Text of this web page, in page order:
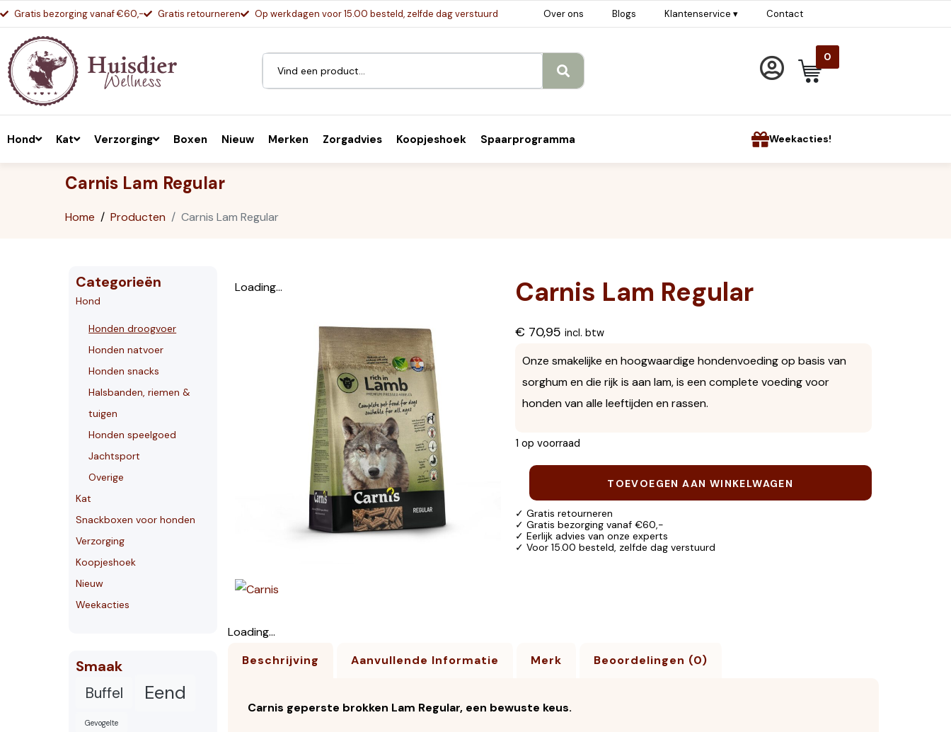
Gratis bezorging vanaf €60,- Gratis retourneren Op werkdagen voor 15.00 besteld, zelfde dag verstuurd Over ons Blogs Klantenservice ▾ Contact
0
Hond Kat Verzorging Boxen Nieuw Merken Zorgadvies Koopjeshoek Spaarprogramma Weekacties!
Carnis Lam Regular
Home Producten Carnis Lam Regular
Categorieën
Hond
Honden droogvoer
Honden natvoer
Honden snacks
Halsbanden, riemen &
tuigen
Honden speelgoed
Jachtsport
Overige
Kat
Snackboxen voor honden
Verzorging
Koopjeshoek
Nieuw
Weekacties
Smaak
Buffel Eend
Gevogelte
Loading... Carnis Lam Regular
€ 70,95 incl. btw
Onze smakelijke en hoogwaardige hondenvoeding op basis van
sorghum en die rijk is aan lam, is een complete voeding voor
honden van alle leeftijden en rassen.
1 op voorraad
TOEVOEGEN AAN WINKELWAGEN
✓ Gratis retourneren
✓ Gratis bezorging vanaf €60,-
✓ Eerlijk advies van onze experts
✓ Voor 15.00 besteld, zelfde dag verstuurd
Loading...
Beschrijving
Aanvullende Informatie Merk Beoordelingen (0)
Carnis geperste brokken Lam Regular, een bewuste keus.